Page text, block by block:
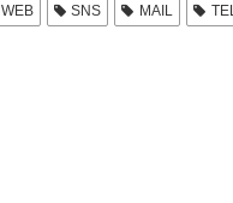
WEB SNS MAIL TEL